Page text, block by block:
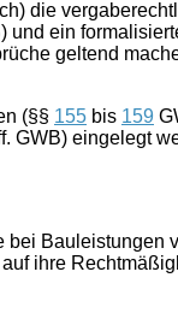
die
und ein
geltend
(§§ 155 bis 159
GWB) eingelegt
Bauleistungen
ihre